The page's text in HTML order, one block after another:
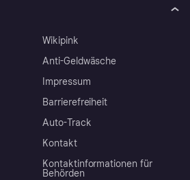
Wikipink
Anti-Geldwäsche
Impressum
Barrierefreiheit
Auto-Track
Kontakt
Kontaktinformationen für
Behörden